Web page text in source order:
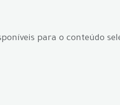
para o conteúdo